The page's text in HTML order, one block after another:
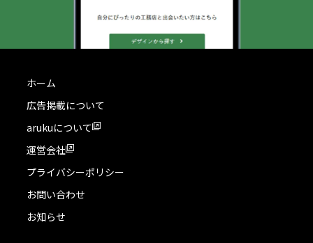
ホーム
広告掲載について
arukuについて
運営会社
プライバシーポリシー
お問い合わせ
お知らせ